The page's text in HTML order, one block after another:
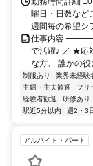
曜日・日数な
週間毎の希望シ
仕事内容
で活躍♪ ／ ★応
な方、 誰かの役
制服あり 業界未経験
主婦・主夫歓迎
フリ
経験者歓迎
研修あり
駅近5分以内
週2・3
アルバイト・パート